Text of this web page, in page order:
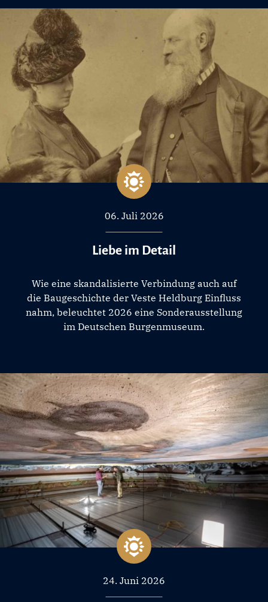
06. Juli 2026
Liebe im Detail
Wie eine skandalisierte Verbindung auch auf
die Baugeschichte der Veste Heldburg Einfluss
nahm, beleuchtet 2026 eine Sonderausstellung
im Deutschen Burgenmuseum.
24. Juni 2026